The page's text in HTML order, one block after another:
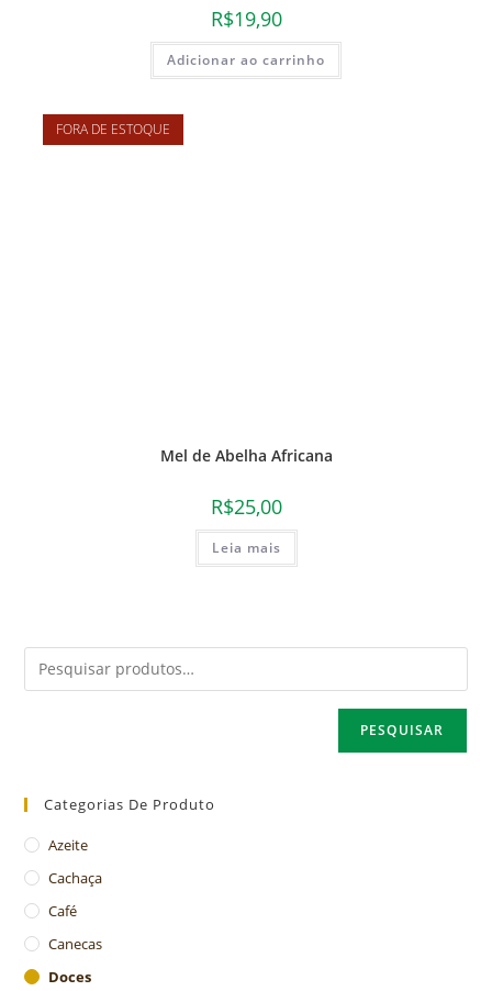
R$19,90
Adicionar ao carrinho
FORA DE ESTOQUE
Mel de Abelha Africana
R$25,00
Leia mais
PESQUISAR
Categorias De Produto
Azeite
Cachaça
Café
Canecas
Doces